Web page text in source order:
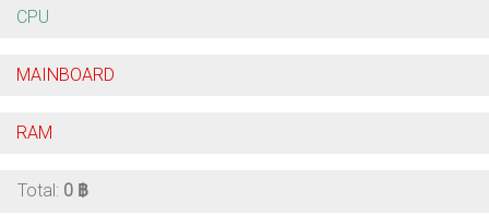
CPU
MAINBOARD
RAM
Total: 0 ฿